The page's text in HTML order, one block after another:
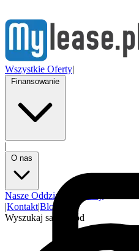
Wszystkie Oferty|
|
Nasze Oddziały
|Kontakt|Blog
Wyszukaj samochód